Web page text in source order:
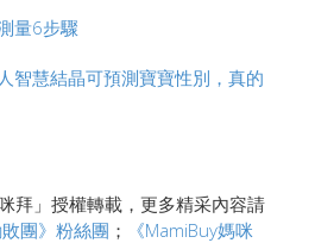
量6步驟
智慧結晶可預測寶寶性別，真的
拜」授權轉載，更多精采內容請
團》粉絲團 ；
《MamiBuy媽咪